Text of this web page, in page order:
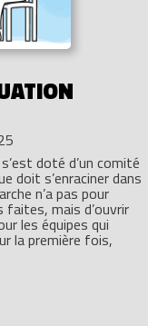
doté d’un comité
doit s’enraciner dans
n’a pas pour
mais d’ouvrir
les équipes qui
la première fois,